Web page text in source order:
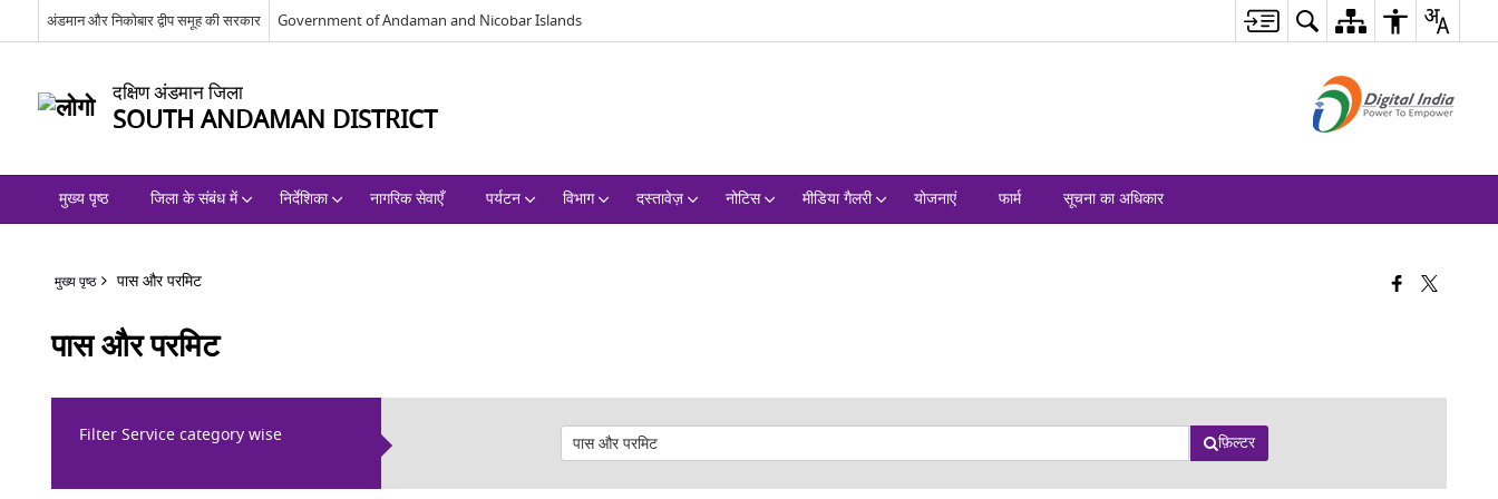
अंडमान और निकोबार द्वीप समूह की सरकार Government of Andaman and Nicobar Islands
दक्षिण अंडमान जिला
SOUTH ANDAMAN DISTRICT
मुख्य पृष्ठ जिला के संबंध में निर्देशिका नागरिक सेवाएँ पर्यटन विभाग दस्तावेज़ नोटिस मीडिया गैलरी योजनाएं फार्म सूचना का अधिकार
मुख्य पृष्ठ पास और परमिट
पास और परमिट
Filter Service category wise फ़िल्टर